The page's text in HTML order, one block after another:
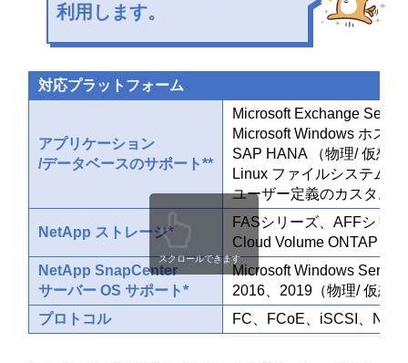
利用します。
対応プラットフォーム
アプリケーション
/データベースのサポート**
Microsoft Exchange
Microsoft Windows ホス
SAP HANA （物理/ 仮想
Linux ファイルシステム
ユーザー定義のカスタム
NetApp ストレージ*
FASシリーズ、AFFシリ
Cloud Volume ONTAP、
NetApp SnapCenter
サーバー OS サポート*
Microsoft Windows Server
2016、2019（物理/ 仮想）
プロトコル
FC、FCoE、iSCSI、NFS
スクロールできます